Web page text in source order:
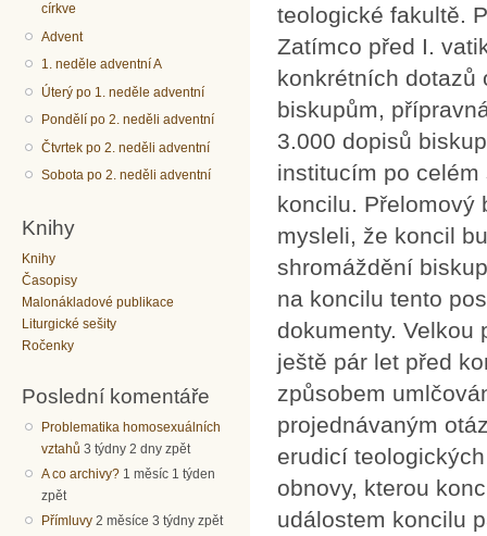
církve
Advent
1. neděle adventní A
Úterý po 1. neděle adventní
Pondělí po 2. neděli adventní
Čtvrtek po 2. neděli adventní
Sobota po 2. neděli adventní
Knihy
Knihy
Časopisy
Malonákladové publikace
Liturgické sešity
Ročenky
Poslední komentáře
Problematika homosexuálních
vztahů 3 týdny 2 dny zpět
A co archivy? 1 měsíc 1 týden
zpět
Přímluvy 2 měsíce 3 týdny zpět
teologické fakultě.
Zatímco před I.
konkrétních dotazů
biskupům,
3.000 dopisů
institucím po
koncilu. Přelomový
mysleli, že koncil
shromáždění
na koncilu tento
dokumenty.
ještě pár let před
způsobem
projednávaným
erudicí
obnovy, kterou
událostem koncilu